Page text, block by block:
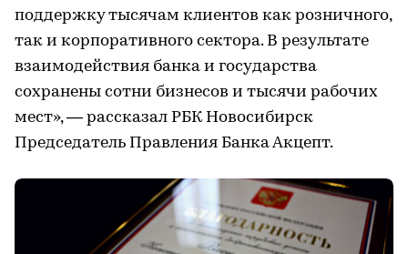
поддержку тысячам клиентов как розничного,
так и корпоративного сектора. В результате
взаимодействия банка и государства
сохранены сотни бизнесов и тысячи рабочих
мест», — рассказал РБК Новосибирск
Председатель Правления Банка Акцепт.